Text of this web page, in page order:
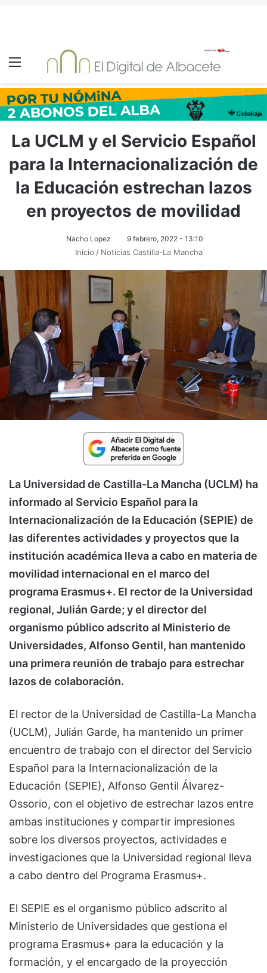
Menú
La UCLM y el Servicio Español
para la Internacionalización de
la Educación estrechan lazos
en proyectos de movilidad
Nacho Lopez 9 febrero, 2022 - 13:10
Inicio / Noticias Castilla-La Mancha
La Universidad de Castilla-La Mancha (UCLM) ha
informado al Servicio Español para la
Internacionalización de la Educación (SEPIE) de
las diferentes actividades y proyectos que la
institución académica lleva a cabo en materia de
movilidad internacional en el marco del
programa Erasmus+. El rector de la Universidad
regional, Julián Garde; y el director del
organismo público adscrito al Ministerio de
Universidades, Alfonso Gentil, han mantenido
una primera reunión de trabajo para estrechar
lazos de colaboración.
El rector de la Universidad de Castilla-La Mancha
(UCLM), Julián Garde, ha mantenido un primer
encuentro de trabajo con el director del Servicio
Español para la Internacionalización de la
Educación (SEPIE), Alfonso Gentil Álvarez-
Ossorio, con el objetivo de estrechar lazos entre
ambas instituciones y compartir impresiones
sobre los diversos proyectos, actividades e
investigaciones que la Universidad regional lleva
a cabo dentro del Programa Erasmus+.
El SEPIE es el organismo público adscrito al
Ministerio de Universidades que gestiona el
programa Erasmus+ para la educación y la
formación, y el encargado de la proyección